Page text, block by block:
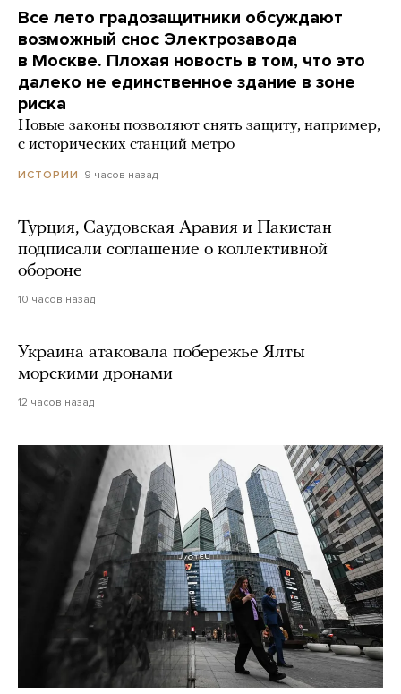
Все лето градозащитники обсуждают
возможный снос Электрозавода
в Москве. Плохая новость в том, что это
далеко не единственное здание в зоне
риска
Новые законы позволяют снять защиту, например,
с исторических станций метро
ИСТОРИИ 9 часов назад
Турция, Саудовская Аравия и Пакистан
подписали соглашение о коллективной
обороне
10 часов назад
Украина атаковала побережье Ялты
морскими дронами
12 часов назад